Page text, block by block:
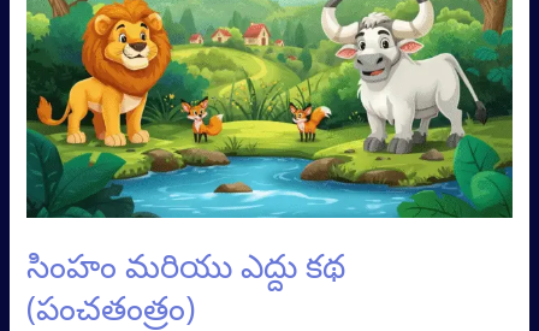
సింహం మరియు ఎద్దు కథ
(పంచతంత్రం)
ఎద్దు
కథ
(పంచతంత్రం)